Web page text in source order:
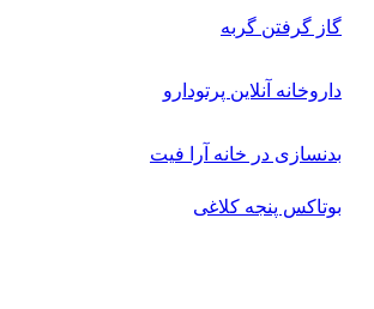
گاز گرفتن گربه
داروخانه آنلاین پرتودارو
بدنسازی در خانه آرا فیت
بوتاکس پنجه کلاغی